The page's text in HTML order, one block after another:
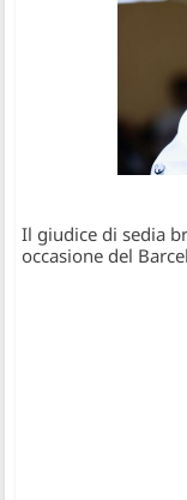
Il giudice di sedia
occasione del